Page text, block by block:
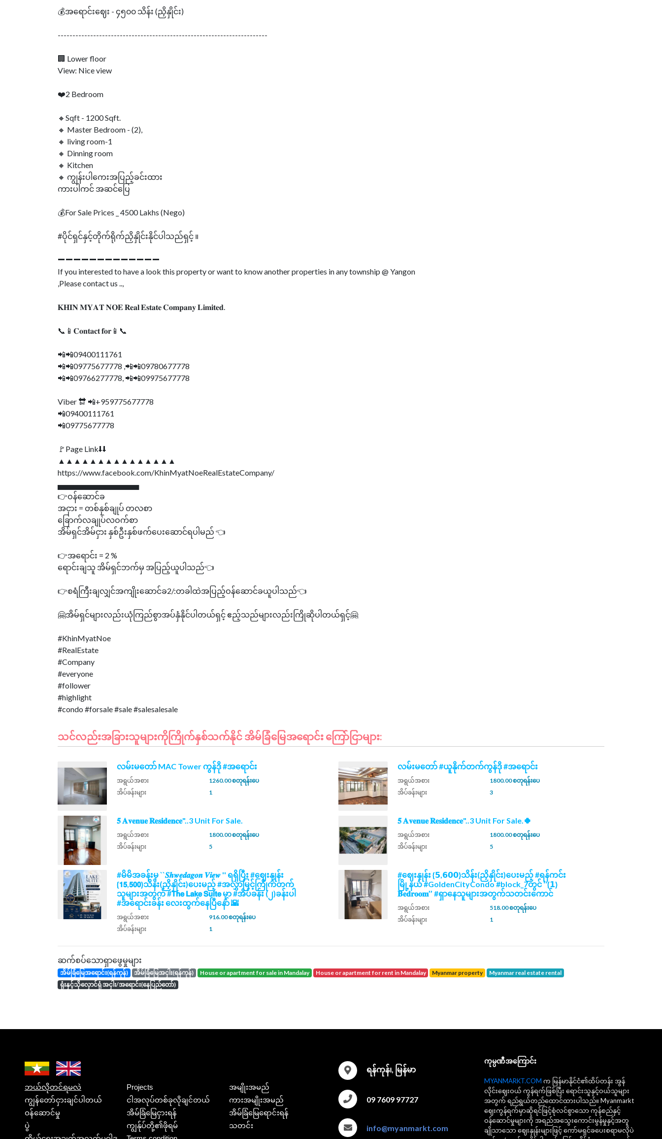
💰အရောင်းဈေး - ၄၅၀၀ သိန်း (ညှိနှိုင်း)
-----------------------------------------------------------------------
🏢 Lower floor
View: Nice view
❤️2 Bedroom
🔸Sqft - 1200 Sqft.
🔸 Master Bedroom - (2),
🔸 living room-1
🔸 Dinning room
🔸 Kitchen
🔸 ကျွန်းပါကေးအပြည့်ခင်းထား
ကားပါကင် အဆင်ပြေ
💰For Sale Prices _ 4500 Lakhs (Nego)
#ပိုင်ရှင်နှင့်တိုက်ရိုက်ညှိနှိုင်းနိုင်ပါသည်ရှင့် ။
➖➖➖➖➖➖➖➖➖➖➖➖➖
If you interested to have a look this property or want to know another properties in any township @ Yangon
,Please contact us ..,
𝐊𝐇𝐈𝐍 𝐌𝐘𝐀𝐓 𝐍𝐎𝐄 𝐑𝐞𝐚𝐥 𝐄𝐬𝐭𝐚𝐭𝐞 𝐂𝐨𝐦𝐩𝐚𝐧𝐲 𝐋𝐢𝐦𝐢𝐭𝐞𝐝.
📞📱𝐂𝐨𝐧𝐭𝐚𝐜𝐭 𝐟𝐨𝐫📱📞
📲📲09400111761
📲📲09775677778 ,📲📲09780677778
📲📲09766277778, 📲📲09975677778
Viber 🔛 📲+959775677778
📲09400111761
📲09775677778
🚩Page Link⬇⬇
▲▲▲▲▲▲▲▲▲▲▲▲▲▲▲
https://www.facebook.com/KhinMyatNoeRealEstateCompany/
▄▄▄▄▄▄▄▄▄▄▄▄▄▄▄
👉ဝန်ဆောင်ခ
အငှား = တစ်နှစ်ချုပ် တလစာ
ခြောက်လချုပ်လဝက်စာ
အိမ်ရှင်အိမ်ငှား နှစ်ဦးနှစ်ဖက်ပေးဆောင်ရပါမည် 👈
👉အရောင်း = 2 %
ရောင်းချသူ အိမ်ရှင်ဘက်မှ အပြည့်ယူပါသည်👈
👉စရံကြီးချလျှင်အကျိုးဆောင်ခ2/:တခါထဲအပြည့်ဝန်ဆောင်ခယူပါသည်👈
🤗အိမ်ရှင်များလည်းယုံကြည်စွာအပ်နှံနိုင်ပါတယ်ရှင့် ဧည့်သည်များလည်းကြိုဆိုပါတယ်ရှင့်🤗
#KhinMyatNoe
#RealEstate
#Company
#everyone
#follower
#highlight
သင်လည်းအခြားသူများကိုကြိုက်နှစ်သက်နိုင် အိမ်ခြံမြေအရောင်း ကြော်ငြာများ:
လမ်းမတော် MAC Tower ကွန်ဒို #အရောင်း
အရွယ်အစား
1260.00 စတုရန်းပေ
အိပ်ခန်းများ
1
လမ်းမတော် #ယူနိုက်တက်ကွန်ဒို #အရောင်း
အရွယ်အစား
1800.00 စတုရန်းပေ
အိပ်ခန်းများ
3
𝟓 𝐀𝐯𝐞𝐧𝐮𝐞 𝐑𝐞𝐬𝐢𝐝𝐞𝐧𝐜𝐞"..3 Unit For Sale.
အရွယ်အစား
1800.00 စတုရန်းပေ
အိပ်ခန်းများ
5
𝟓 𝐀𝐯𝐞𝐧𝐮𝐞 𝐑𝐞𝐬𝐢𝐝𝐞𝐧𝐜𝐞"..3 Unit For Sale.🍀
အရွယ်အစား
1800.00 စတုရန်းပေ
အိပ်ခန်းများ
5
#မိမိအခန်းမှ ``𝑺𝒉𝒘𝒆𝒅𝒂𝒈𝒐𝒏 𝑽𝒊𝒆𝒘 '' ရရှိပြီး #ဈေးနှုန်း
{𝟭𝟱,𝟱𝟬𝟬}သိန်း(ညှိနှိုင်း)ပေးမည့် #အလွှာမြင့်ကြိုက်တက်
သူများအတွက် #𝗧𝗵𝗲 𝗟𝗮𝗸𝗲 𝗦𝘂𝗶𝘁𝗲 မှာ #အိပ်ခန်း (၂)ခန်းပါ
#အရောင်းခန်း လေးထွက်နေပြီနော် 🌇
အရွယ်အစား
916.00 စတုရန်းပေ
အိပ်ခန်းများ
1
#ဈေးနှုန်း {𝟱,𝟲𝟬𝟬}သိန်း(ညှိနှိုင်း)ပေးမည့် #ရန်ကင်း
မြို့နယ် #GoldenCityCondo #block_7တွင် ‘‘{𝟭}
𝐁𝐞𝐝𝐫𝐨𝐨𝐦’’ #ရှာနေသူများအတွက်သတင်းကောင်
အရွယ်အစား
518.00 စတုရန်းပေ
အိပ်ခန်းများ
1
ဆက်စပ်သောရှာဖွေမှုများ
အိမ်ခြံမြေအရောင်း(ရန်ကုန်) အိမ်ခြံမြေအငှါး(ရန်ကုန်) house or apartment for sale in Mandalay house or apartment for rent in Mandalay Myanmar property
Myanmar real estate rental
ရုံးနှင့်သိုလှောင်ရုံ အငှါး/အရောင်း(နေပြည်တော်)
ဘယ်လိုတင်ရမလဲ Projects
အမျိုးအမည်
ကျွန်တော်ငှားချင်ပါတယ်
ငါအလုပ်တစ်ခုလိုချင်တယ်
ကားအမျိုးအမည်
ဝန်ဆောင်မှု
အိမ်ခြံမြေငှားရန်
အိမ်ခြံမြေရောင်းရန်
ပွဲ
ကျွန်ုပ်တို့၏ဖိုရမ်
သတင်း
ရန်ကုန်၊, မြန်မာ
09 7609 97727
info@myanmarkt.com
ကုမ္ပဏီအကြောင်း
MYANMARKT.COM က မြန်မာနိုင်ငံ၏ထိပ်တန်း အွန်
လိုင်းဈေးဝယ် ကွန်ရက်ဖြစ်ပြီး ရောင်းသူနှင့်ဝယ်သူများ
အတွက် ရည်ရွယ်တည်ထောင်ထားပါသည်။ Myanmarkt
ဈေးကွန်ရက်မှာဆိုရင်ဖြင့်စုံလင်စွာသော ကုန်စည်နှင့်
ဝန်ဆောင်မှုများကို အရည်အသွေးကောင်းမွန်မှုနှင့်အတူ
ချိုသာသော ဈေးနှုန်းများဖြင့် ကော်မရှင်ခပေးစရာမလိုပဲ